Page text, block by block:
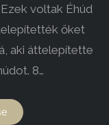
voltak Éhúd
őket
aki áttelepítette
8…